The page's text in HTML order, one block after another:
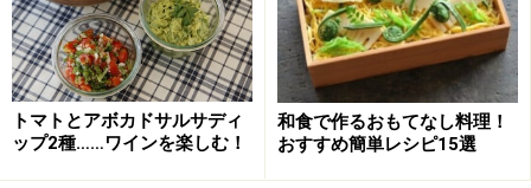
トマトとアボカドサルサディ
ップ2種……ワインを楽しむ！
和食で作るおもてなし料理！
おすすめ簡単レシピ15選